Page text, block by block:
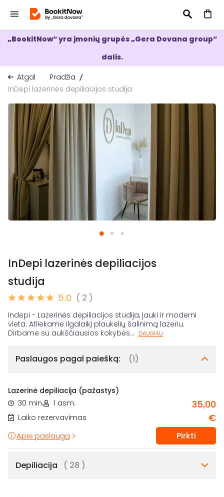
IEŠKOTI
„BookitNow“ yra įmonių grupės „Gera Dovana group“
dalis.
Atgal
Pradžia
InDepi lazerinės depiliacijos studija
InDepi lazerinės depiliacijos
studija
5.0 ( 2 )
Indepi - Lazerinės depiliacijos studija, jauki ir moderni
vieta. Atliekame ilgalaikį plaukelių šalinimą lazeriu.
Dirbame su aukščiausios kokybės... DAUGIAU
Paslaugos pagal paiešką: (1)
Lazerinė depiliacija (pažastys)
30 min.
1 asm.
Laiko rezervavimas
35,00
€
Apie paslaugą Pirkti
Depiliacija ( 28 )